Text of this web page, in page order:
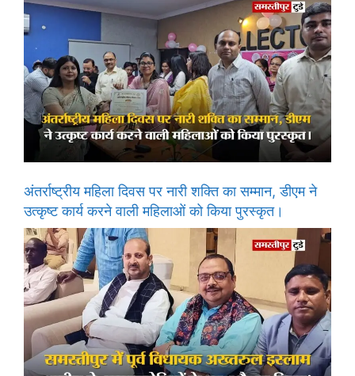
अंतर्राष्ट्रीय महिला दिवस पर नारी शक्ति का सम्मान, डीएम ने
उत्कृष्ट कार्य करने वाली महिलाओं को किया पुरस्कृत।